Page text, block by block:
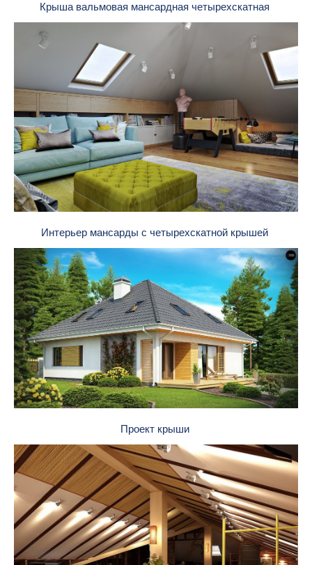
Крыша вальмовая мансардная четырехскатная
Интерьер мансарды с четырехскатной крышей
Проект крыши